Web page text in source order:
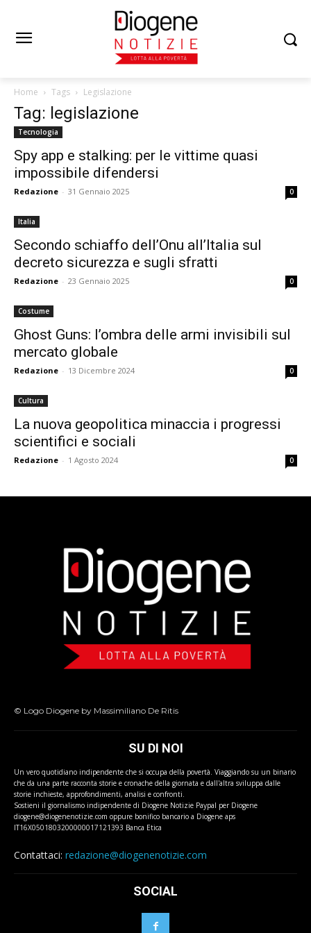
Home Tags Legislazione
Tag: legislazione
Tecnologia
Spy app e stalking: per le vittime quasi
impossibile difendersi
Redazione - 31 Gennaio 2025 0
Italia
Secondo schiaffo dell’Onu all’Italia sul
decreto sicurezza e sugli sfratti
Redazione - 23 Gennaio 2025 0
Costume
Ghost Guns: l’ombra delle armi invisibili sul
mercato globale
Redazione - 13 Dicembre 2024 0
Cultura
La nuova geopolitica minaccia i progressi
scientifici e sociali
Redazione - 1 Agosto 2024 0
© Logo Diogene by Massimiliano De Ritis
SU DI NOI
Un vero quotidiano indipendente che si occupa della povertà. Viaggiando su un binario
che da una parte racconta storie e cronache della giornata e dall'altra sviluppa dalle
storie inchieste, approfondimenti, analisi e confronti.
Sostieni il giornalismo indipendente di Diogene Notizie Paypal per Diogene
diogene@diogenenotizie.com oppure bonifico bancario a Diogene aps
IT16X0501803200000017121393 Banca Etica
Contattaci: redazione@diogenenotizie.com
SOCIAL